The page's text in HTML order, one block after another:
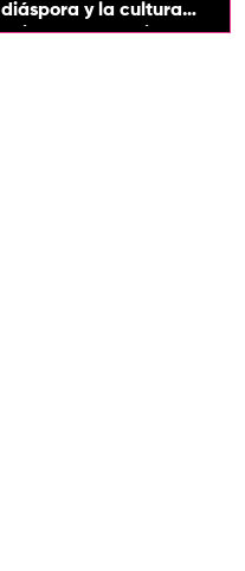
diáspora y la cultura
chicha en su sonido